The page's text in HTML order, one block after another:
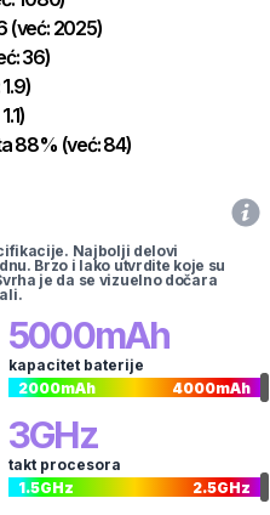
(već: 2025)
36)
1.9)
1.1)
88% (već:84)
Najbolji delovi
Brzo i lako utvrdite koje su
je da se vizuelno dočara
5000mAh
kapacitet baterije
2000mAh 4000mAh
3GHz
takt procesora
1.5GHz 2.5GHz